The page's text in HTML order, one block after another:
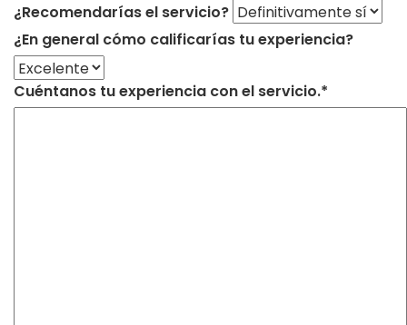
¿Recomendarías el servicio?
¿En general cómo calificarías tu experiencia?
Cuéntanos tu experiencia con el servicio.*